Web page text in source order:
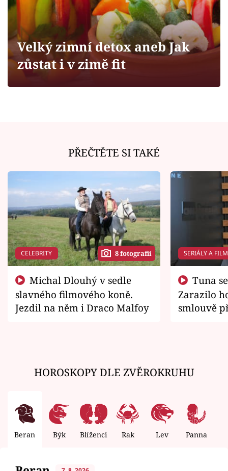
Sledujte prima+
Filmový festival Karlovy Vary
Sledujte nás
Velký zimní detox aneb Jak
zůstat i v zimě fit
PŘEČTĚTE SI TAKÉ
CELEBRITY 8 fotografií
slavného filmového koně.
Jezdil na něm i Draco Malfoy
SERIÁLY A
Zarazilo
smlouvě
HOROSKOPY DLE ZVĚROKRUHU
Beran Býk Blíženci Rak Lev Panna